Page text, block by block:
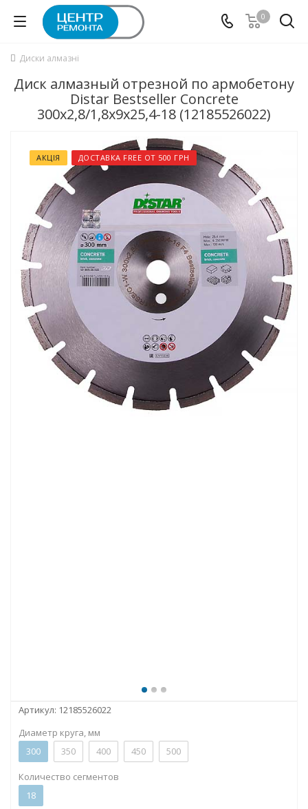
0
Диски алмазні
Диск алмазный отрезной по армобетону
Distar Bestseller Concrete
300x2,8/1,8x9x25,4-18 (12185526022)
АКЦІЯ ДОСТАВКА FREE ОТ 500 ГРН
Артикул: 12185526022
Диаметр круга, мм
300
350 400 450 500
Количество сегментов
18